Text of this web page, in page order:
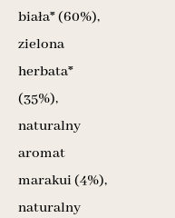
biała* (60%),
zielona
herbata*
(35%),
naturalny
aromat
marakui (4%),
naturalny